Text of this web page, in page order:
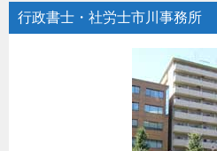
行政書士・社労士市川事務所